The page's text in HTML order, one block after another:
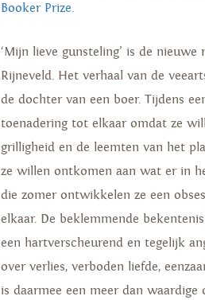
Booker Prize.
‘Mijn lieve gunsteling’ is de nieuwe
Rijneveld. Het verhaal van de
de dochter van een boer. Tijdens
toenadering tot elkaar omdat ze
grilligheid en de leemten van het
ze willen ontkomen aan wat er in
die zomer ontwikkelen ze een
elkaar. De beklemmende
een hartverscheurend en tegelijk
over verlies, verboden liefde,
is daarmee een meer dan waardige